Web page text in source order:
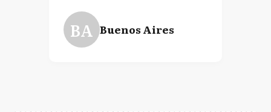
BA Buenos Aires